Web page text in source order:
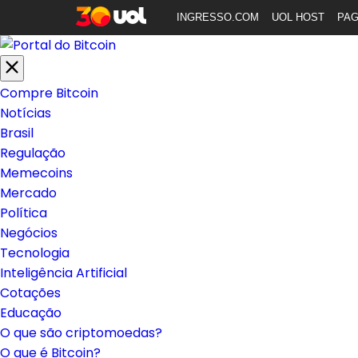
INGRESSO.COM UOL HOST
Compre Bitcoin
Notícias
Brasil
Regulação
Memecoins
Mercado
Política
Negócios
Tecnologia
Inteligência Artificial
Cotações
Educação
O que são criptomoedas?
O que é Bitcoin?